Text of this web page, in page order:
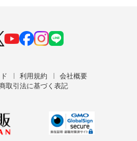
利用規約
会社概要
取引法に基づく表記